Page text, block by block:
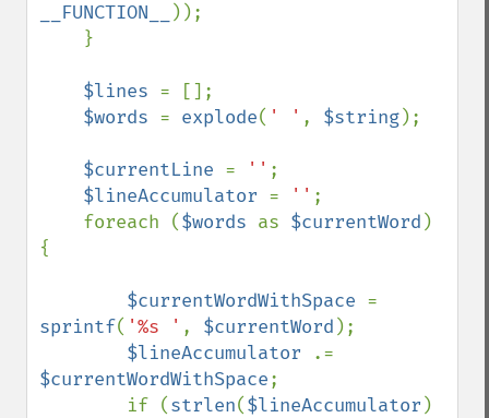
__FUNCTION__
));
$lines = [];
$words = explode( ' ' , $string);
$currentLine = '' ;
$lineAccumulator = '' ;
    foreach (
$words as $currentWord )
{
$currentWordWithSpace
sprintf( '%s ' , $currentWord );
$lineAccumulator
$currentWordWithSpace;
        if (
strlen($lineAccumulator )